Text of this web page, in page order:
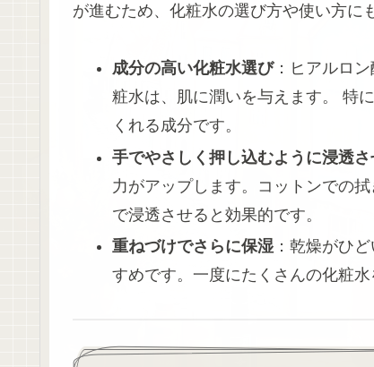
が進むため、化粧水の選び方や使い方に
成分の高い化粧水選び：ヒアルロ
粧水は、肌に潤いを与えます。 特
くれる成分です。
手でやさしく押し込むように浸透さ
力がアップします。コットンでの
で浸透させると効果的です。
重ねづけでさらに保湿：乾燥がひ
すめです。一度にたくさんの化粧